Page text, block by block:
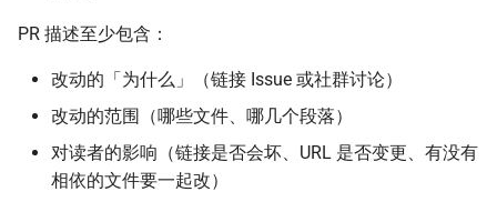
PR 描述至少包含：
改动的「为什么」（链接 Issue 或社群讨论）
改动的范围（哪些文件、哪几个段落）
对读者的影响（链接是否会坏、URL 是否变更、有没有
相依的文件要一起改）